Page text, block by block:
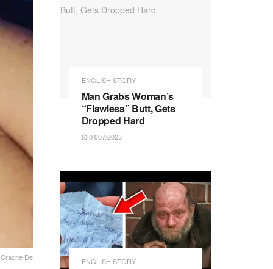
De
ENGLISH STORY
Man Grabs Woman’s
“Flawless” Butt, Gets
Dropped Hard
04/07/2023
ENGLISH STORY